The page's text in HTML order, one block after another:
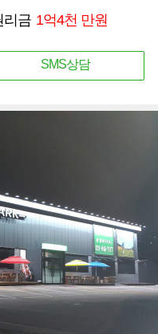
리금 1억4천 만원
SMS상담